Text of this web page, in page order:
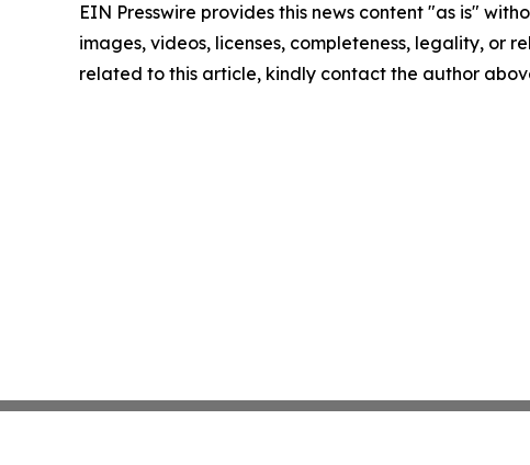
EIN Presswire provides this news content "as is"
images, videos, licenses, completeness, legality, or
related to this article, kindly contact the author